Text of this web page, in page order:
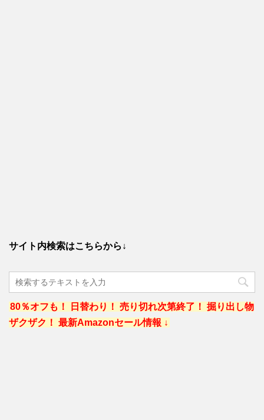
サイト内検索はこちらから↓
80％オフも！ 日替わり！ 売り切れ次第終了！ 掘り出し物
ザクザク！ 最新Amazonセール情報 ↓